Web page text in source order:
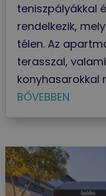
teniszpályákkal
rendelkezik,
télen. Az
terasszal,
konyhasarokkal
BŐVEBBEN